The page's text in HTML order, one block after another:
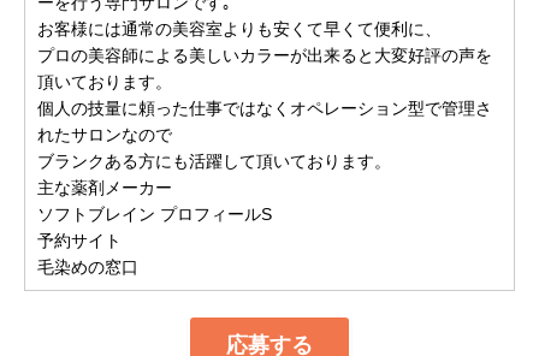
お客様には通常の美容室よりも安くて早くて便利に、
プロの美容師による美しいカラーが出来ると大変好評の声を
頂いております。
個人の技量に頼った仕事ではなくオペレーション型で管理さ
れたサロンなので
ブランクある方にも活躍して頂いております。
主な薬剤メーカー
ソフトブレイン プロフィールS
予約サイト
毛染めの窓口
応募する